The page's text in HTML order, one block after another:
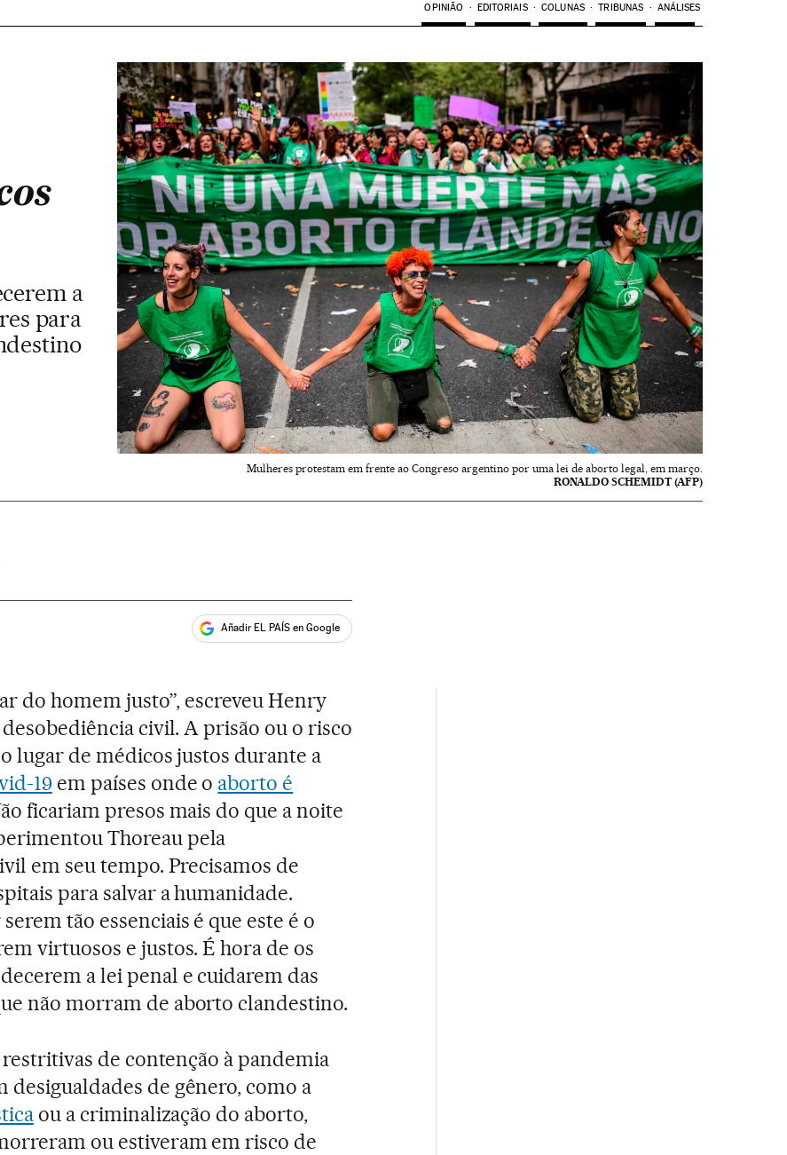
OPINIÃO EDITORIAIS COLUNAS TRIBUNAS ANÁLISES
a
para
Mulheres protestam em frente ao Congreso argentino por uma lei de aborto legal, em março.
RONALDO SCHEMIDT (AFP)
Añadir EL PAÍS en Google
do homem justo”, escreveu Henry
civil. A prisão ou o risco
lugar de médicos justos durante a
19 em países onde o aborto é
ficariam presos mais do que a noite
Thoreau pela
em seu tempo. Precisamos de
para salvar a humanidade.
tão essenciais é que este é o
virtuosos e justos. É hora de os
a lei penal e cuidarem das
não morram de aborto clandestino.
de contenção à pandemia
desigualdades de gênero, como a
ou a criminalização do aborto,
ou estiveram em risco de